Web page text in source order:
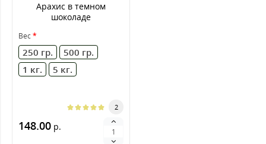
Арахис в темном
шоколаде
Вес
250 гр.
500 гр.
1 кг.
5 кг.
2
148.00 р.